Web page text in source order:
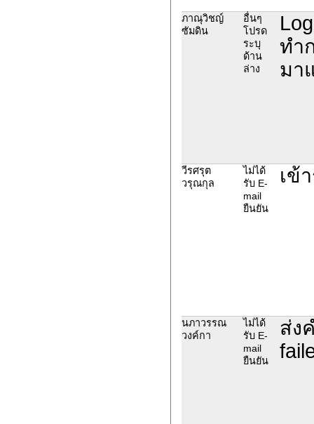
ภาณุวิชญ์
ซัมดิน
อื่นๆ
โปรด
ระบุ
ด้าน
ล่าง
ทำ
มา
วีรศรุต
วรุณกุล
ไม่ได้
รับ E-
mail
ยืนยัน
เข้
นภาวรรณ
วงค์กา
ไม่ได้
รับ E-
mail
ยืนยัน
ส่ง